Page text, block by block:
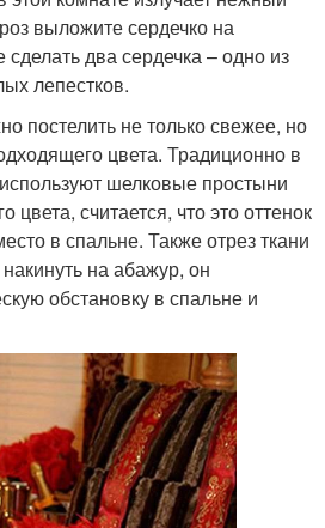
выложите сердечко на
два сердечка – одно из
лепестков.
постелить не только свежее, но
цвета. Традиционно в
шелковые простыни
цвета, считается, что это оттенок
в спальне. Также отрез ткани
на абажур, он
обстановку в спальне и